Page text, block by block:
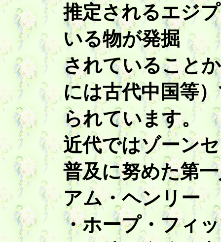
推定されるエジ
いる物が発掘
されていること
には古代中国等
られています。
近代ではゾーン
普及に努めた第
アム・ヘンリー
・ホープ・フィ